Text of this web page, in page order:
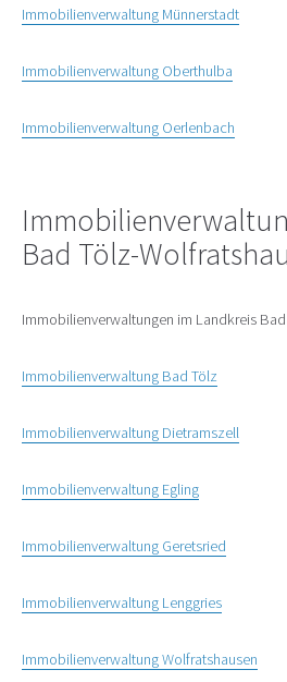
Immobilienverwaltung Münnerstadt
Immobilienverwaltung Oberthulba
Immobilienverwaltung Oerlenbach
Bad Tölz-
Immobilienverwaltungen im Landkreis
Immobilienverwaltung Bad Tölz
Immobilienverwaltung Dietramszell
Immobilienverwaltung Egling
Immobilienverwaltung Geretsried
Immobilienverwaltung Lenggries
Immobilienverwaltung Wolfratshausen